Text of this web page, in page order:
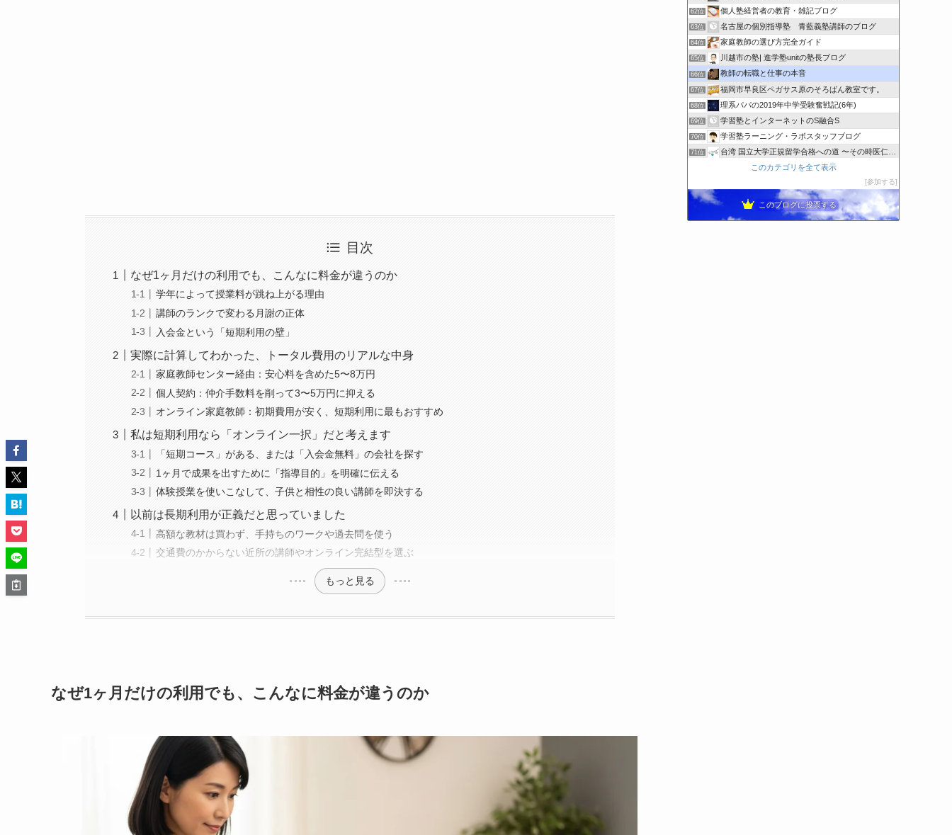
目次
なぜ1ヶ月だけの利用でも、こんなに料金が違うのか
学年によって授業料が跳ね上がる理由
講師のランクで変わる月謝の正体
入会金という「短期利用の壁」
実際に計算してわかった、トータル費用のリアルな中身
家庭教師センター経由：安心料を含めた5〜8万円
個人契約：仲介手数料を削って3〜5万円に抑える
オンライン家庭教師：初期費用が安く、短期利用に最もおすすめ
私は短期利用なら「オンライン一択」だと考えます
「短期コース」がある、または「入会金無料」の会社を探す
1ヶ月で成果を出すために「指導目的」を明確に伝える
体験授業を使いこなして、子供と相性の良い講師を即決する
以前は長期利用が正義だと思っていました
高額な教材は買わず、手持ちのワークや過去問を使う
交通費のかからない近所の講師やオンライン完結型を選ぶ
もっと見る
なぜ1ヶ月だけの利用でも、こんなに料金が違うのか
62位 個人塾経営者の教育・雑記ブログ
63位 名古屋の個別指導塾 青藍義塾講師のブログ
64位 家庭教師の選び方完全ガイド
65位 川越市の塾| 進学塾unitの塾長ブログ
66位 教師の転職と仕事の本音
67位 福岡市早良区ペガサス原のそろばん教室です。
68位 理系パパの2019年中学受験奮戦記(6年)
69位 学習塾とインターネットのS融合S
70位 学習塾ラーニング・ラボスタッフブログ
71位 台湾 国立大学正規留学合格への道 〜その時医仁で何をした〜
学習塾の事務員が見た中高受験
中学受験・高校受験のプロ家庭教師 徳田安俊のブログ
このカテゴリを全て表示
参加する
このブログに投票する